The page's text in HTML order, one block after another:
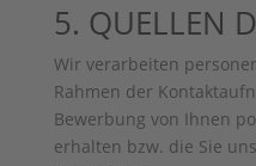
5. QUELLEN
Wir verarbeiten
Rahmen der
Bewerbung von Ihnen
erhalten bzw. die Sie